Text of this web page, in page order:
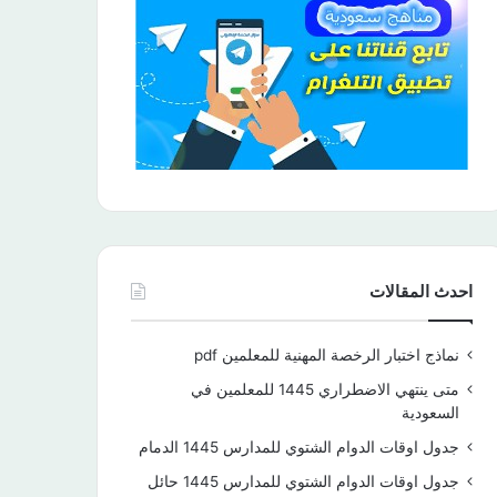
احدث المقالات
نماذج اختبار الرخصة المهنية للمعلمين pdf
متى ينتهي الاضطراري 1445 للمعلمين في
السعودية
جدول اوقات الدوام الشتوي للمدارس 1445 الدمام
جدول اوقات الدوام الشتوي للمدارس 1445 حائل